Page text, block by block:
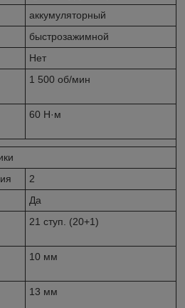
аккумуляторный
быстрозажимной
Нет
1 500 об/мин
60 Н·м
2
Да
21 ступ. (20+1)
10 мм
13 мм